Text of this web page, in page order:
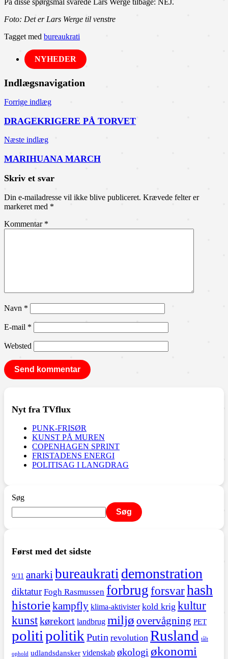
Foto: Det er Lars Werge til venstre
Tagget med bureaukrati
NYHEDER
Indlægsnavigation
Forrige indlæg
DRAGEKRIGERE PÅ TORVET
Næste indlæg
MARIHUANA MARCH
Skriv et svar
Din e-mailadresse vil ikke blive publiceret. Krævede felter er
markeret med *
Kommentar *
Navn *
E-mail *
Websted
Nyt fra TVflux
PUNK-FRISØR
KUNST PÅ MUREN
COPENHAGEN SPRINT
FRISTADENS ENERGI
POLITISAG I LANGDRAG
Søg
Søg
Først med det sidste
9/11 anarki bureaukrati demonstration
diktatur Fogh Rasmussen forbrugforsvarhash
historiekampfly klima-aktivister kold krig kultur
kunstkørekort landbrug miljø overvågning PET
politipolitik Putin revolution Rusland tålt
ophold udlandsdansker videnskab økologi økonomi